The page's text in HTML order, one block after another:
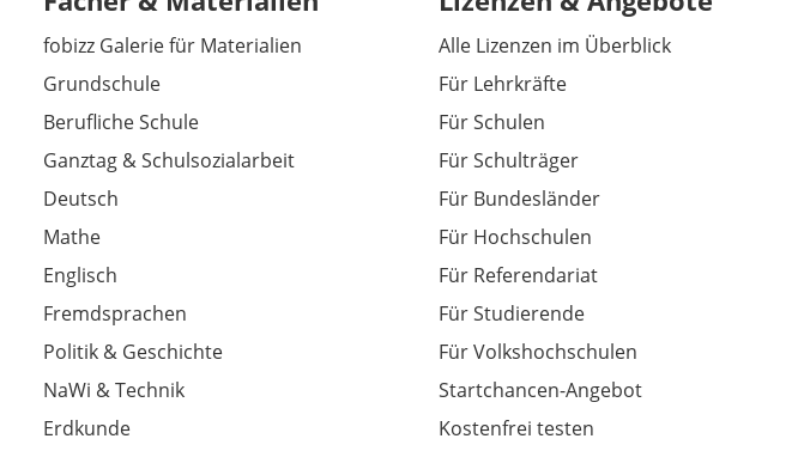
fobizz Galerie für Materialien
Grundschule
Berufliche Schule
Ganztag & Schulsozialarbeit
Deutsch
Mathe
Englisch
Fremdsprachen
Politik & Geschichte
NaWi & Technik
Erdkunde
Alle Lizenzen im Überblick
Für Lehrkräfte
Für Schulen
Für Schulträger
Für Bundesländer
Für Hochschulen
Für Referendariat
Für Studierende
Für Volkshochschulen
Startchancen-Angebot
Kostenfrei testen